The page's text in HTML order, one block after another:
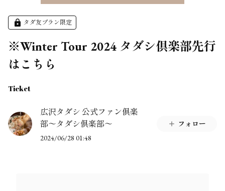
タダ友プラン限定
※Winter Tour 2024 タダシ倶楽部先行
はこちら
Ticket
広沢タダシ 公式ファン倶楽
部〜タダシ倶楽部〜
2024/06/28 01:48
フォロー